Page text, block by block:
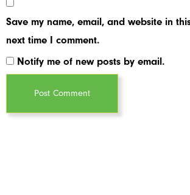
Save my name, email, and website in
next time I comment.
Notify me of new posts by email.
Post Comment